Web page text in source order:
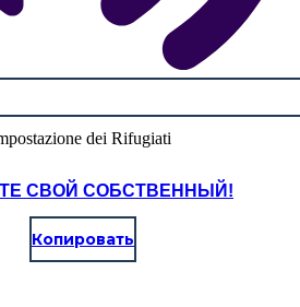
СВОЙ СОБСТВЕННЫЙ!
Копировать